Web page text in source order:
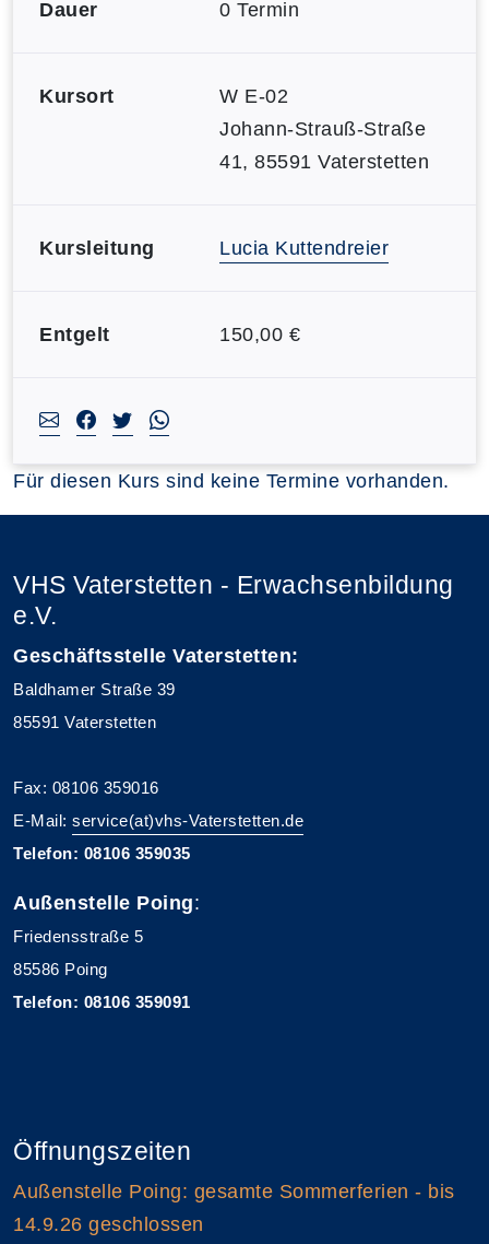
Dauer 0 Termin
Kursort
W E-02
Johann-Strauß-Straße
41, 85591 Vaterstetten
Kursleitung Lucia Kuttendreier
Entgelt 150,00 €
Für diesen Kurs sind keine Termine vorhanden.
VHS Vaterstetten - Erwachsenbildung
e.V.
Geschäftsstelle Vaterstetten:
Baldhamer Straße 39
85591 Vaterstetten
Fax: 08106 359016
E-Mail: service(at)vhs-Vaterstetten.de
Telefon: 08106 359035
Außenstelle Poing:
Friedensstraße 5
85586 Poing
Telefon: 08106 359091
Öffnungszeiten
Außenstelle Poing: gesamte Sommerferien - bis
14.9.26 geschlossen